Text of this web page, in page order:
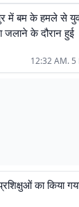
में बम के हमले से
जलाने के दौरान हुई
12:32 AM. 5
का किया